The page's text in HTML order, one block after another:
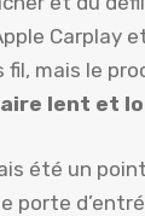
Carplay
mais le
lent et
été un
porte